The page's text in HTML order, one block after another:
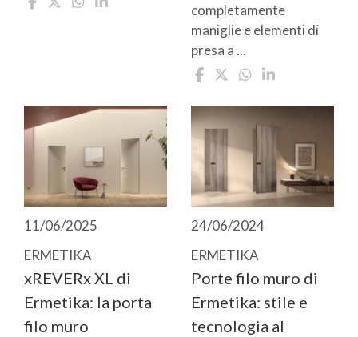
completamente
maniglie e elementi di
presa a ...
11/06/2025
ERMETIKA
xREVERx XL di
Ermetika: la porta
filo muro
24/06/2024
ERMETIKA
Porte filo muro di
Ermetika: stile e
tecnologia al